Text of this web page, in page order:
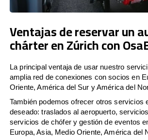
Ventajas de reservar un
chárter en Zúrich con
La principal ventaja de usar nuestro
amplia red de conexiones con socios en
Oriente, América del Sur y América del
También podemos ofrecer otros servicios
deseado: traslados al aeropuerto,
servicios de chófer y gestión de eventos
Europa, Asia, Medio Oriente, América del